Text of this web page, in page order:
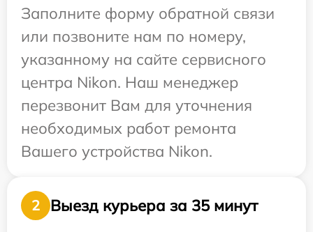
Заполните форму обратной связи
или позвоните нам по номеру,
указанному на сайте сервисного
центра Nikon. Наш менеджер
перезвонит Вам для уточнения
необходимых работ ремонта
Вашего устройства Nikon.
2
Выезд курьера за 35 минут